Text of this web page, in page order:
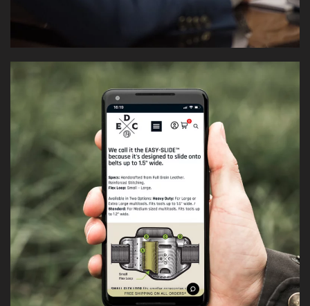
Identidad visual para el lanzamiento de una marca
enfocada en Every Day Carry y outdoor lifestyle —
pensada para comunicar funcionalidad, organización y
diseño.
[VER CASO]